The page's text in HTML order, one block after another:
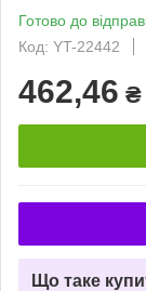
Готово до
Код: YT-22442
462,46 ₴
Що таке